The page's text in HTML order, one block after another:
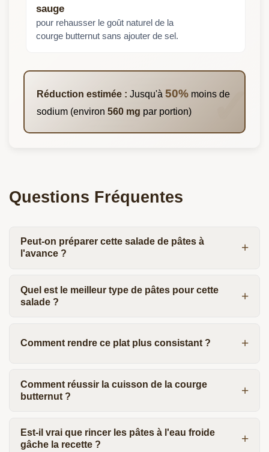
sauge
pour rehausser le goût naturel de la
courge butternut sans ajouter de sel.
Réduction estimée : Jusqu'à 50% moins de
sodium (environ 560 mg par portion)
Questions Fréquentes
Peut-on préparer cette salade de pâtes à
l'avance ?
Quel est le meilleur type de pâtes pour cette
salade ?
Comment rendre ce plat plus consistant ?
Comment réussir la cuisson de la courge
butternut ?
Est-il vrai que rincer les pâtes à l'eau froide
gâche la recette ?